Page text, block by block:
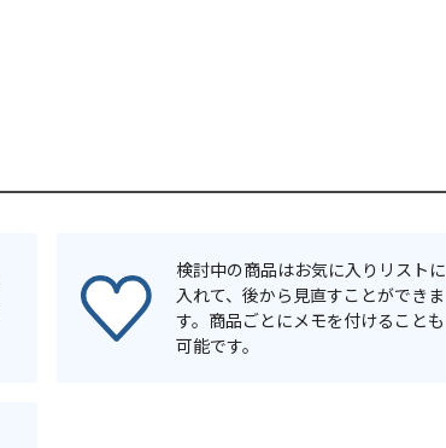
検討中の商品はお気に入りリストに
入れて、後から見直すことができま
す。商品ごとにメモを付けることも
可能です。